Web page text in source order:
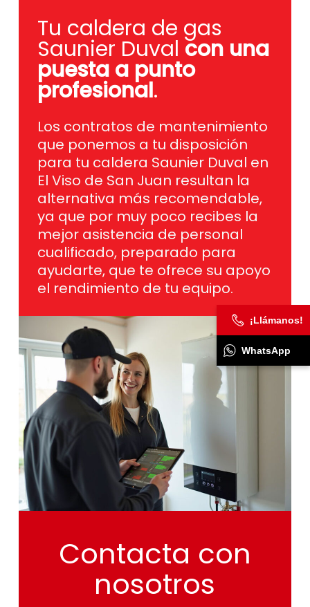
Tu caldera de gas
Saunier Duval con una
puesta a punto
profesional.
Los contratos de mantenimiento
que ponemos a tu disposición
para tu caldera Saunier Duval en
El Viso de San Juan resultan la
alternativa más recomendable,
ya que por muy poco recibes la
mejor asistencia de personal
cualificado, preparado para
ayudarte, que te ofrece su apoyo
el rendimiento de tu equipo.
Contacta con
nosotros
¡Llámanos!
WhatsApp